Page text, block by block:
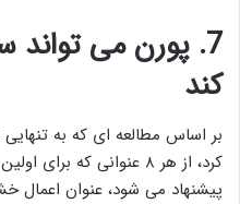
7
. پورن می تواند
کند
بر اساس مطالعه ای که به
کرد، از هر ۸ عنوانی که
پیشنهاد می شود، عنوان